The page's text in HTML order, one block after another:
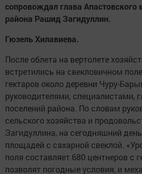
сопровождал глава Апастовского
района Рашид Загидуллин.
Гюзель Хилавиева.
После облета на вертолете
встретились на свекловичном
гектаров около деревни Чуру-
руководителями, специалистами,
поселений района. По словам
сельского хозяйства и
Загидуллина, на сегодняшний
площадей с сахарной свеклой.
поля составляет 680 центнеров с
позволят погодные условия, и